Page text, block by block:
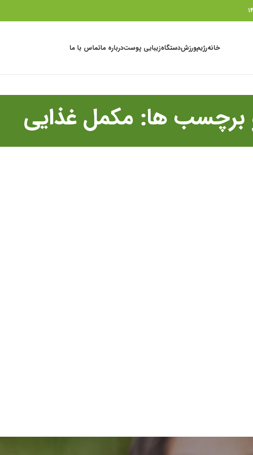
خانهرژیمورزشدستگاهزیبایی پوستدرباره ماتماس با ما
برچسب ها: مکمل غذایی